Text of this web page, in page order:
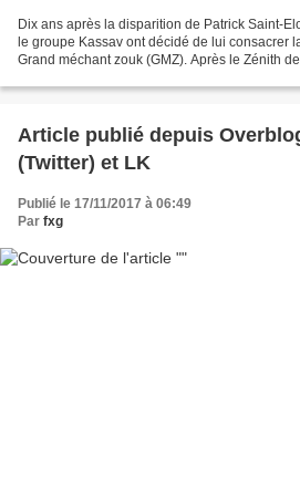
Dix ans après la disparition de Patrick Saint-
le groupe Kassav ont décidé de lui consacrer
Grand méchant zouk (GMZ). Après le Zénith
Article publié depuis Overblog et Facebook et X
(Twitter) et LK
Publié le 17/11/2017 à 06:49
Par fxg